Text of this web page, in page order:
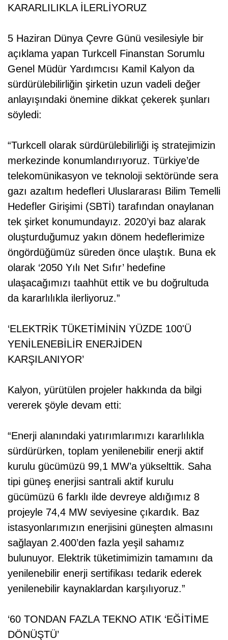
KARARLILIKLA İLERLİYORUZ
5 Haziran Dünya Çevre Günü vesilesiyle bir
açıklama yapan Turkcell Finanstan Sorumlu
Genel Müdür Yardımcısı Kamil Kalyon da
sürdürülebilirliğin şirketin uzun vadeli değer
anlayışındaki önemine dikkat çekerek şunları
söyledi:
“Turkcell olarak sürdürülebilirliği iş stratejimizin
merkezinde konumlandırıyoruz. Türkiye’de
telekomünikasyon ve teknoloji sektöründe sera
gazı azaltım hedefleri Uluslararası Bilim Temelli
Hedefler Girişimi (SBTİ) tarafından onaylanan
tek şirket konumundayız. 2020’yi baz alarak
oluşturduğumuz yakın dönem hedeflerimize
öngördüğümüz süreden önce ulaştık. Buna ek
olarak ‘2050 Yılı Net Sıfır’ hedefine
ulaşacağımızı taahhüt ettik ve bu doğrultuda
da kararlılıkla ilerliyoruz.”
‘ELEKTRİK TÜKETİMİNİN YÜZDE 100'Ü
YENİLENEBİLİR ENERJİDEN
KARŞILANIYOR’
Kalyon, yürütülen projeler hakkında da bilgi
vererek şöyle devam etti:
“Enerji alanındaki yatırımlarımızı kararlılıkla
sürdürürken, toplam yenilenebilir enerji aktif
kurulu gücümüzü 99,1 MW’a yükselttik. Saha
tipi güneş enerjisi santrali aktif kurulu
gücümüzü 6 farklı ilde devreye aldığımız 8
projeyle 74,4 MW seviyesine çıkardık. Baz
istasyonlarımızın enerjisini güneşten almasını
sağlayan 2.400’den fazla yeşil sahamız
bulunuyor. Elektrik tüketimimizin tamamını da
yenilenebilir enerji sertifikası tedarik ederek
yenilenebilir kaynaklardan karşılıyoruz.”
‘60 TONDAN FAZLA TEKNO ATIK ‘EĞİTİME
DÖNÜŞTÜ’